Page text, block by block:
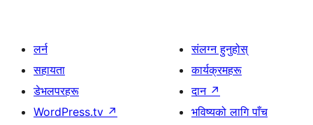
लर्न
सहायता
डेभलपरहरू
WordPress.tv ↗
संलग्न हुनुहोस्
कार्यक्रमहरू
दान ↗
भविष्यको लागि पाँच